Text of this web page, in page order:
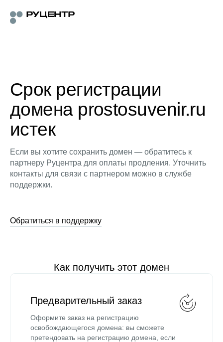
Срок регистрации
домена prostosuvenir.ru
истек
Если вы хотите сохранить домен — обратитесь к
партнеру Руцентра для оплаты продления. Уточнить
контакты для связи с партнером можно в службе
поддержки.
Обратиться в поддержку
Как получить этот домен
Предварительный заказ
Оформите заказ на регистрацию
освобождающегося домена: вы сможете
претендовать на регистрацию домена, если